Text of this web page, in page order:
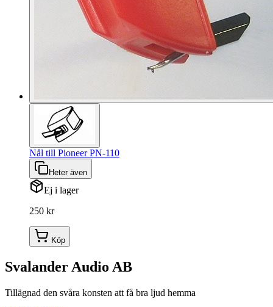
Nål till Pioneer PN-110
Heter även
Ej i lager
250 kr
Köp
Svalander Audio AB
Tillägnad den svåra konsten att få bra ljud hemma